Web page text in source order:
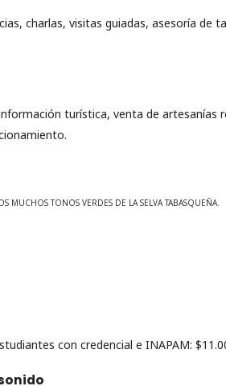
charlas, visitas guiadas, asesoría de
turística, venta de artesanías
MUCHOS TONOS VERDES DE LA SELVA TABASQUEÑA.
con credencial e INAPAM: